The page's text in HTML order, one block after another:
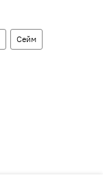
Сейм